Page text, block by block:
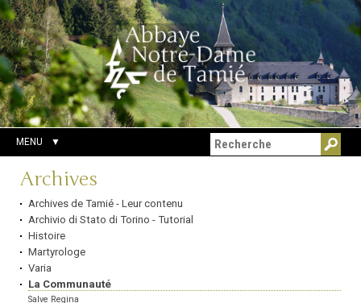
Aller
au
contenu.
|
Aller
à
la
navigation
Outils
personnels
Chercher par
Recherche
avancée…
MENU
Navigation
Archives
Archives de Tamié - Leur contenu
Archivio di Stato di Torino - Tutorial
Histoire
Martyrologe
Varia
La Communauté
Salve Regina